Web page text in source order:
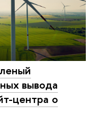
вывода
центра о